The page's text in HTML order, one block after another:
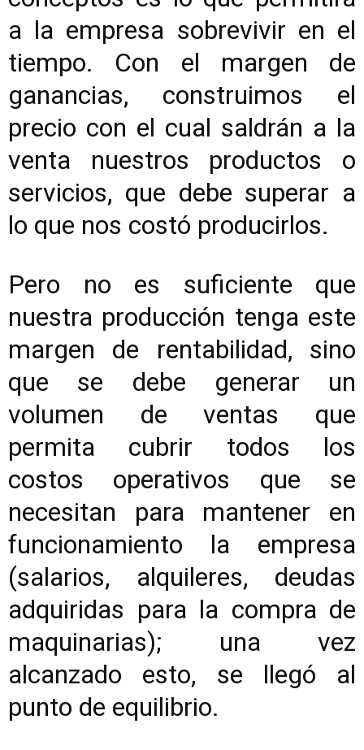
a la empresa sobrevivir en el
tiempo. Con el margen de
ganancias, construimos el
precio con el cual saldrán a la
venta nuestros productos o
servicios, que debe superar a
lo que nos costó producirlos.
Pero no es suficiente que
nuestra producción tenga este
margen de rentabilidad, sino
que se debe generar un
volumen de ventas que
permita cubrir todos los
costos operativos que se
necesitan para mantener en
funcionamiento la empresa
(salarios, alquileres, deudas
adquiridas para la compra de
maquinarias); una vez
alcanzado esto, se llegó al
punto de equilibrio.